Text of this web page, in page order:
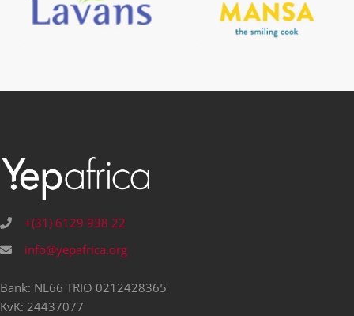
+(31) 6129 938 22
info@yepafrica.org
Bank: NL66 TRIO 0212428365
KvK: 24437077